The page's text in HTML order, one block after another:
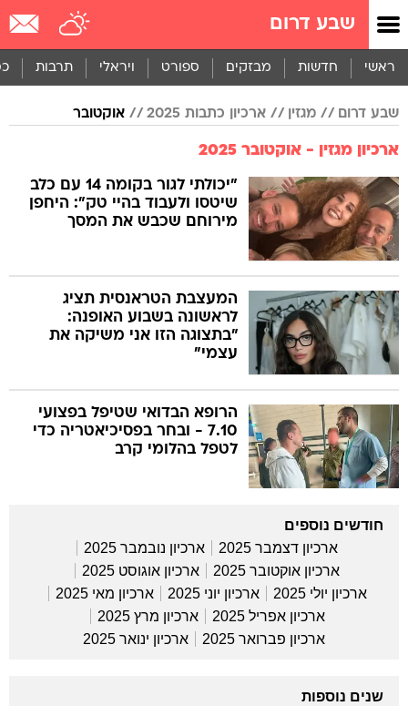
שבע דרום
ראשי חדשות מבזקים ספורט ויראלי תרבות
שבע דרום מגזין ארכיון כתבות 2025 אוקטובר
ארכיון מגזין - אוקטובר 2025
"יכולתי לגור בקומה 14 עם כלב
שיטסו ולעבוד בהיי טק": היחפן
מירוחם שכבש את המסך
המעצבת הטראנסית תציג
לראשונה בשבוע האופנה:
"בתצוגה הזו אני משיקה את
עצמי"
הרופא הבדואי שטיפל בפצועי
7.10 - ובחר בפסיכיאטריה כדי
לטפל בהלומי קרב
חודשים נוספים
ארכיון דצמבר 2025
ארכיון נובמבר 2025
ארכיון אוקטובר 2025
ארכיון אוגוסט 2025
ארכיון יולי 2025
ארכיון יוני 2025
ארכיון מאי 2025
ארכיון אפריל 2025
ארכיון מרץ 2025
ארכיון פברואר 2025
ארכיון ינואר 2025
שנים נוספות